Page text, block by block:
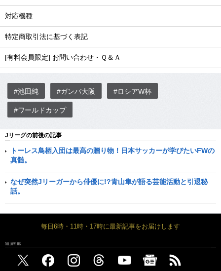
対応機種
特定商取引法に基づく表記
[有料会員限定] お問い合わせ・Ｑ＆Ａ
#池田純 #ガンバ大阪 #ロシアW杯
#ワールドカップ
Jリーグの前後の記事
トーレス鳥栖入団は最高の贈り物！日本サッカーが学びたいFWの
真髄。
なぜ突然Jリーガーから俳優に!?青山隼が語る芸能活動と引退秘
話。
毎日6時・11時・17時に最新記事をお届けします
FOLLOW US